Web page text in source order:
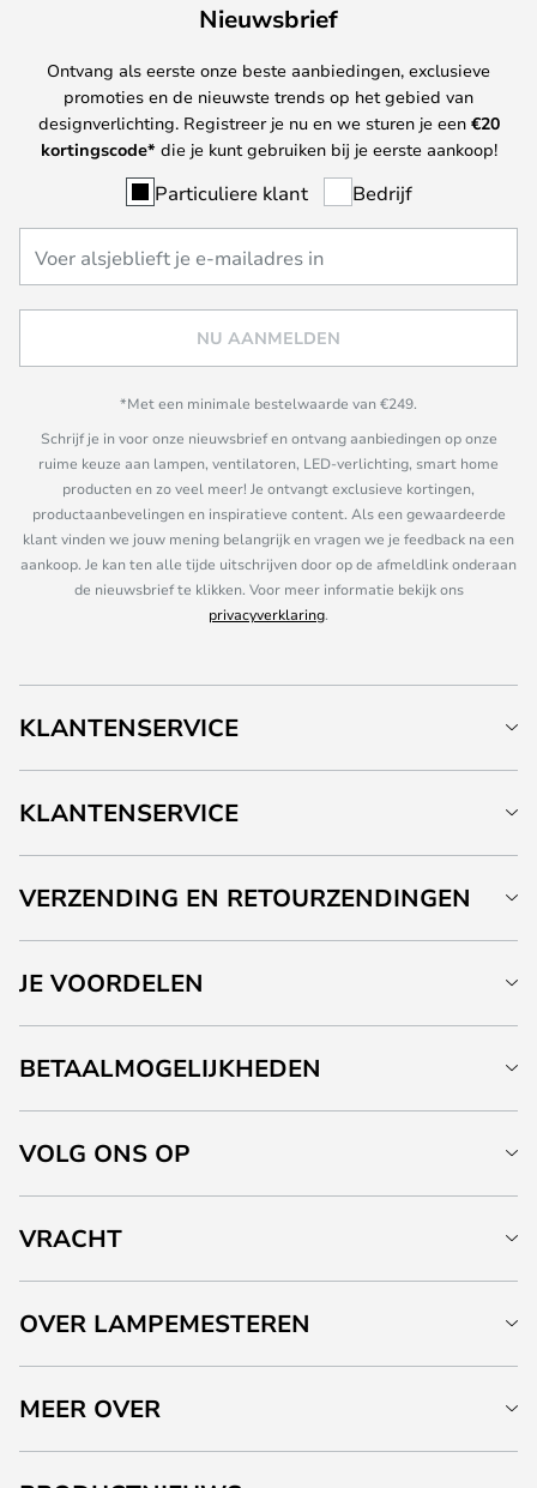
Nieuwsbrief
Ontvang als eerste onze beste aanbiedingen, exclusieve
promoties en de nieuwste trends op het gebied van
designverlichting. Registreer je nu en we sturen je een €20
kortingscode* die je kunt gebruiken bij je eerste aankoop!
Particuliere klant Bedrijf
NU AANMELDEN
*Met een minimale bestelwaarde van €249.
Schrijf je in voor onze nieuwsbrief en ontvang aanbiedingen op onze
ruime keuze aan lampen, ventilatoren, LED-verlichting, smart home
producten en zo veel meer! Je ontvangt exclusieve kortingen,
productaanbevelingen en inspiratieve content. Als een gewaardeerde
klant vinden we jouw mening belangrijk en vragen we je feedback na een
aankoop. Je kan ten alle tijde uitschrijven door op de afmeldlink onderaan
de nieuwsbrief te klikken. Voor meer informatie bekijk ons
privacyverklaring.
KLANTENSERVICE
KLANTENSERVICE
VERZENDING EN RETOURZENDINGEN
JE VOORDELEN
BETAALMOGELIJKHEDEN
VOLG ONS OP
VRACHT
OVER LAMPEMESTEREN
MEER OVER